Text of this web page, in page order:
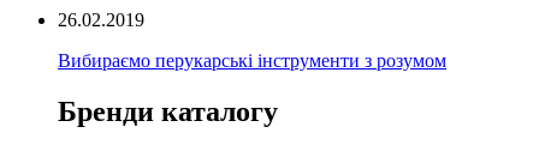
26.02.2019
Вибираємо перукарські інструменти з розумом
Бренди каталогу